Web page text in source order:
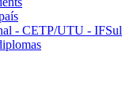
- CETP/UTU - IFSul